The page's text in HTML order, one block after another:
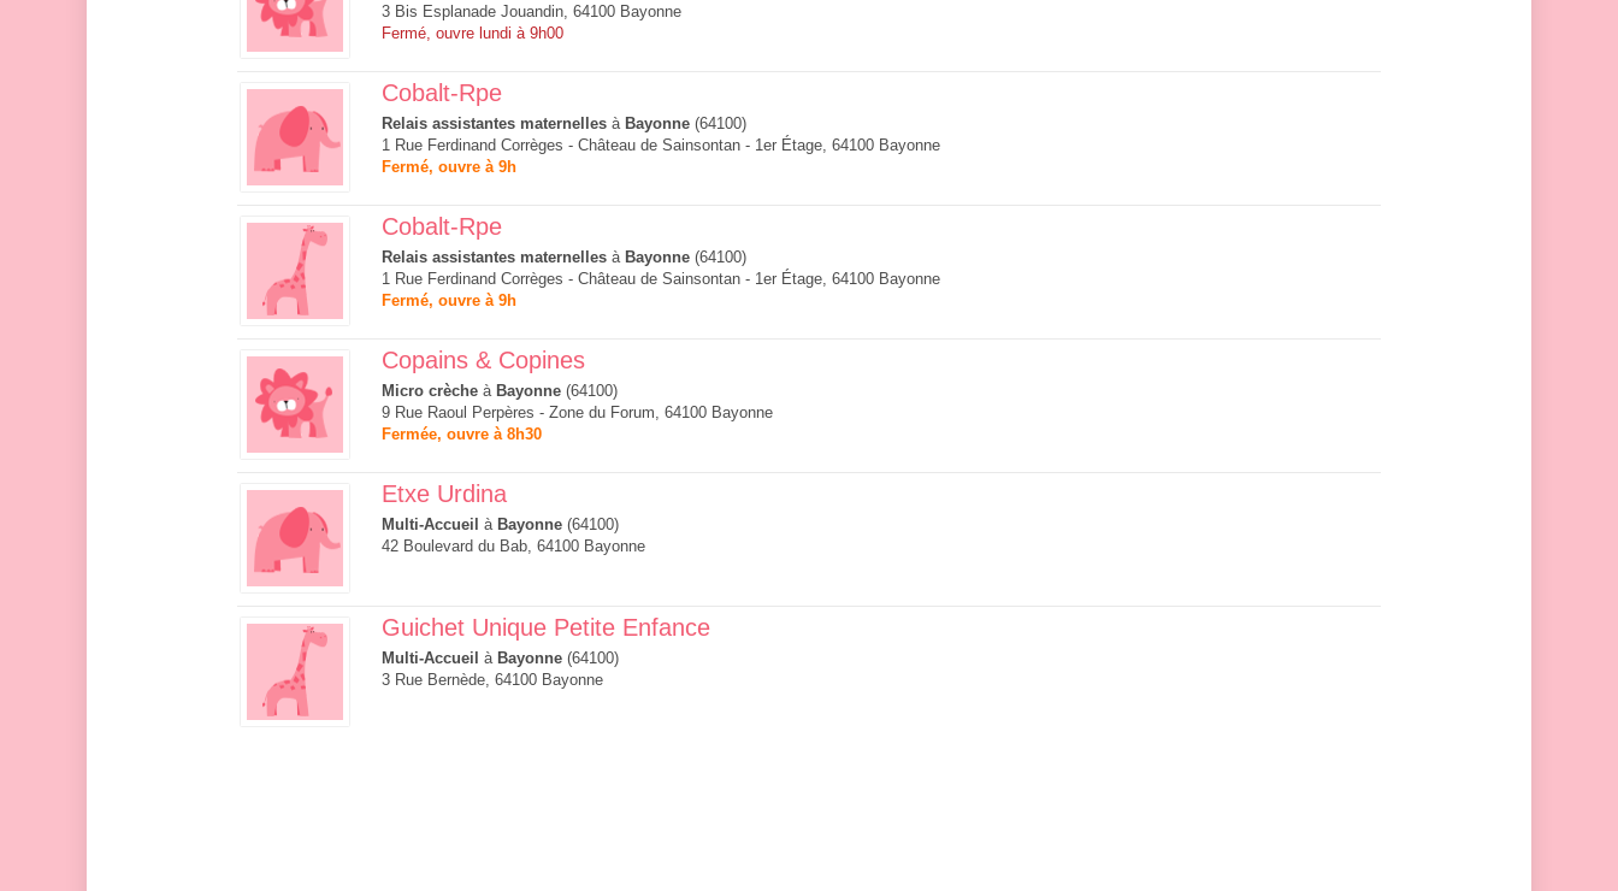
3 Bis Esplanade Jouandin, 64100 Bayonne
Fermé, ouvre lundi à 9h00
Cobalt-Rpe
Relais assistantes maternelles à Bayonne (64100)
1 Rue Ferdinand Corrèges - Château de Sainsontan - 1er Étage, 64100 Bayonne
Fermé, ouvre à 9h
Cobalt-Rpe
Relais assistantes maternelles à Bayonne (64100)
1 Rue Ferdinand Corrèges - Château de Sainsontan - 1er Étage, 64100 Bayonne
Fermé, ouvre à 9h
Copains & Copines
Micro crèche à Bayonne (64100)
9 Rue Raoul Perpères - Zone du Forum, 64100 Bayonne
Fermée, ouvre à 8h30
Etxe Urdina
Multi-Accueil à Bayonne (64100)
42 Boulevard du Bab, 64100 Bayonne
Guichet Unique Petite Enfance
Multi-Accueil à Bayonne (64100)
3 Rue Bernède, 64100 Bayonne